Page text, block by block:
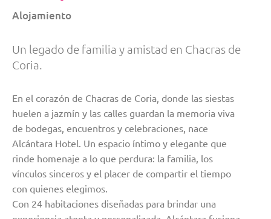
Alojamiento
Un legado de familia y amistad en Chacras de
Coria.
En el corazón de Chacras de Coria, donde las siestas
huelen a jazmín y las calles guardan la memoria viva
de bodegas, encuentros y celebraciones, nace
Alcántara Hotel. Un espacio íntimo y elegante que
rinde homenaje a lo que perdura: la familia, los
vínculos sinceros y el placer de compartir el tiempo
con quienes elegimos.
Con 24 habitaciones diseñadas para brindar una